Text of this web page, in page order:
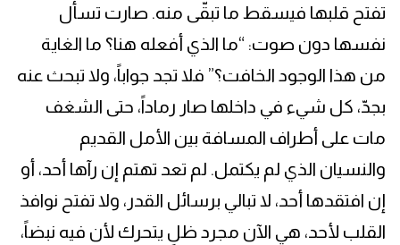
تفتح قلبها فيسقط ما تبقّى منه. صارت تسأل
نفسها دون صوت: “ما الذي أفعله هنا؟ ما الغاية
من هذا الوجود الخافت؟” فلا تجد جواباً، ولا تبحث عنه
بجدّ، كل شيء في داخلها صار رماداً، حتى الشغف
مات على أطراف المسافة بين الأمل القديم
والنسيان الذي لم يكتمل. لم تعد تهتم إن رآها أحد، أو
إن افتقدها أحد، لا تبالي برسائل القدر، ولا تفتح نوافذ
القلب لأحد، هي الآن مجرد ظلٍ يتحرك لأن فيه نبضاً،